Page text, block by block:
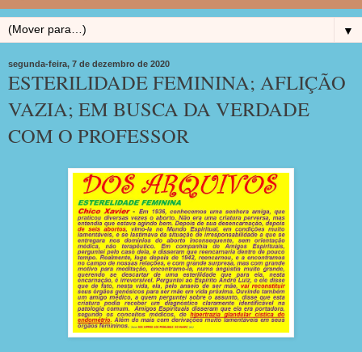
▼
segunda-feira, 7 de dezembro de 2020
ESTERILIDADE FEMININA; AFLIÇÃO
VAZIA; EM BUSCA DA VERDADE
COM O PROFESSOR